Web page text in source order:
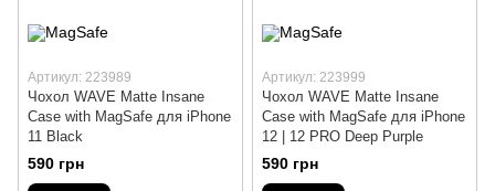
Артикул: 223989
Чохол WAVE Matte Insane
Case with MagSafe для iPhone
11 Black
590 грн
Артикул: 223999
Чохол WAVE Matte Insane
Case with MagSafe для iPhone
12 | 12 PRO Deep Purple
590 грн